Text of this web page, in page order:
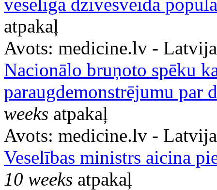
atpakaļ
Avots: medicine.lv -
Nacionālo bruņoto spēku
paraugdemonstrējumu par
weeks atpakaļ
Avots: medicine.lv -
Veselības ministrs aicina
10 weeks atpakaļ